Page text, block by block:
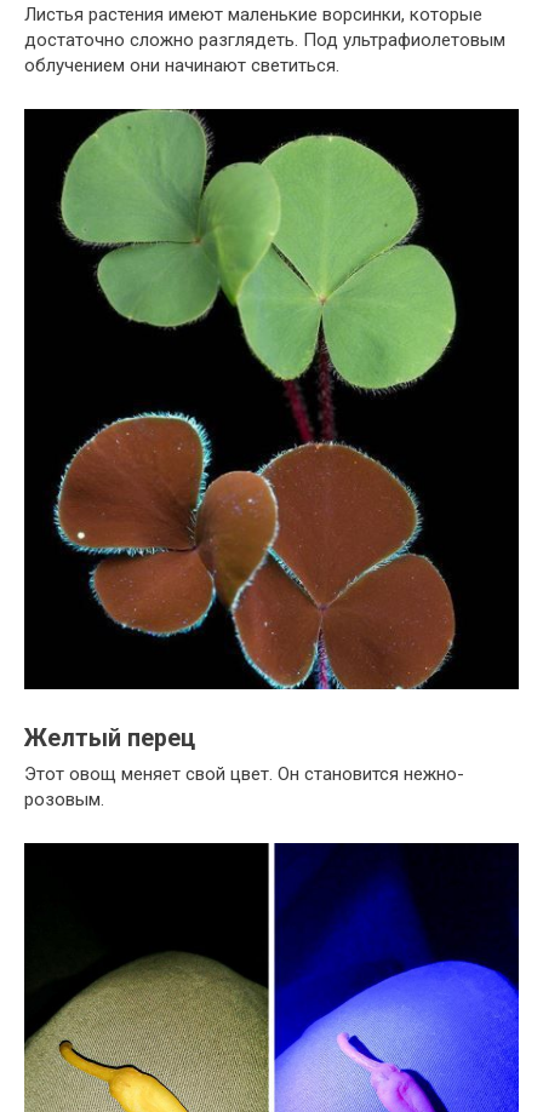
Листья растения имеют маленькие ворсинки, которые
достаточно сложно разглядеть. Под ультрафиолетовым
облучением они начинают светиться.
Желтый перец
Этот овощ меняет свой цвет. Он становится нежно-
розовым.